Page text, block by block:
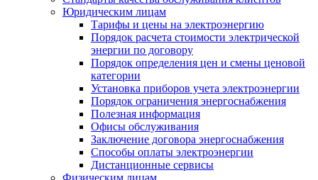
Юридическим лицам
Тарифы и цены на электроэнергию
Порядок расчета стоимости электрической
энергии по договору
Порядок определения цен и смены ценовой
категории
Установка приборов учета электроэнергии
Порядок ограничения энергоснабжения
Полезная информация
Офисы обслуживания
Заключение договора энергоснабжения
Способы оплаты электроэнергии
Дистанционные сервисы
Физическим лицам